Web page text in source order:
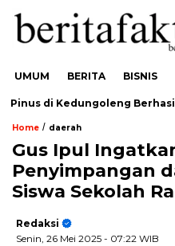
UMUM BERITA BISNIS
di Kedungoleng Berhasil
Home / daerah
Gus Ipul
Penyimpangan
Siswa Sekolah
Redaksi
Senin, 26 Mei 2025 - 07:22 WIB